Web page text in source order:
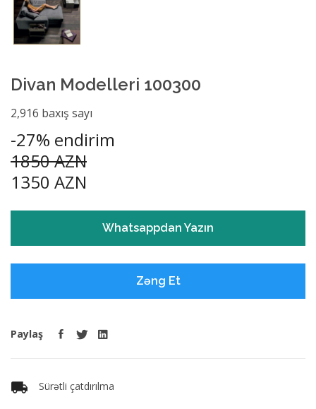
Divan Modelleri 100300
2,916 baxış sayı
-27% endirim
1850 AZN
1350 AZN
Whatsappdan Yazın
Zəng Et
Paylaş
Sürətli çatdırılma